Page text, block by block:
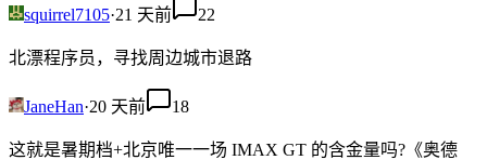
squirrel7105·21 天前 22
北漂程序员，寻找周边城市退路
JaneHan·20 天前 18
这就是暑期档+北京唯一一场 IMAX GT 的含金量吗?《奥德